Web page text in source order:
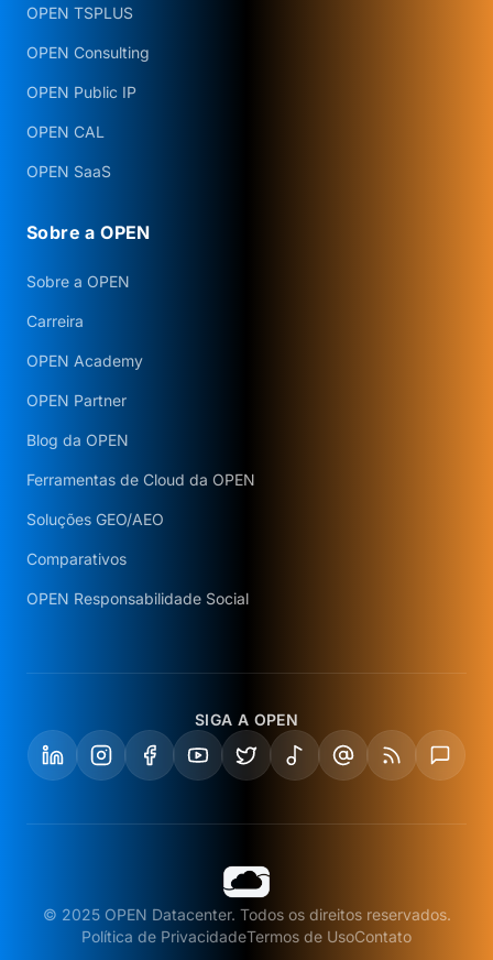
OPEN TSPLUS
OPEN Consulting
OPEN Public IP
OPEN CAL
OPEN SaaS
Sobre a OPEN
Sobre a OPEN
Carreira
OPEN Academy
OPEN Partner
Blog da OPEN
Ferramentas de Cloud da OPEN
Soluções GEO/AEO
Comparativos
OPEN Responsabilidade Social
SIGA A OPEN
© 2025 OPEN Datacenter. Todos os direitos reservados.
Política de PrivacidadeTermos de UsoContato